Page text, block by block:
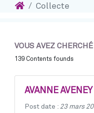
AccueilCollecte
VOUS AVEZ
139 Contents founds
AVANNE AVENEY
Post date : 23 mars